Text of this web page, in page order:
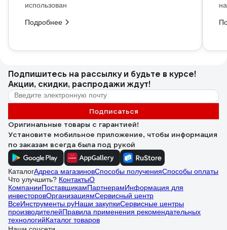
использован
Подробнее
Подпишитесь на рассылкуи будьте в курсе!
Акции, скидки, распродажи ждут!
Подписаться
Оригинальные товары с гарантией!
Установите мобильное приложение, чтобы информация
по заказам всегда была под рукой
КаталогАдреса магазиновСпособы полученияСпособы оплаты
Что улучшить? КонтактыО
КомпанииПоставщикамПартнерамИнформация для
инвесторовОрганизациямСервисный центр
ВсеИнструменты.руНаши закупкиСервисные центры
производителейПравила применения рекомендательных
технологийКаталог товаров